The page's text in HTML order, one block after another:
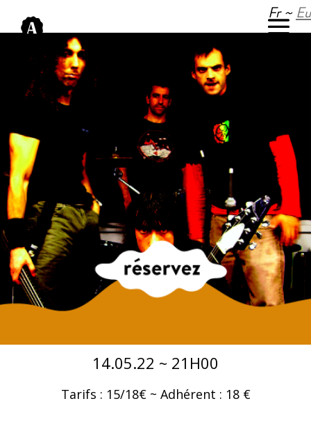
Fr ~ Eu
14.05.22 ~ 21H00
Tarifs : 15/18€ ~ Adhérent : 18 €